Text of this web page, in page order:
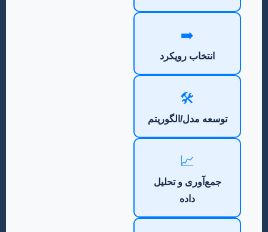
➡️
انتخاب رویکرد
🛠️
توسعه مدل/الگوریتم
📈
جمع‌آوری و تحلیل
داده